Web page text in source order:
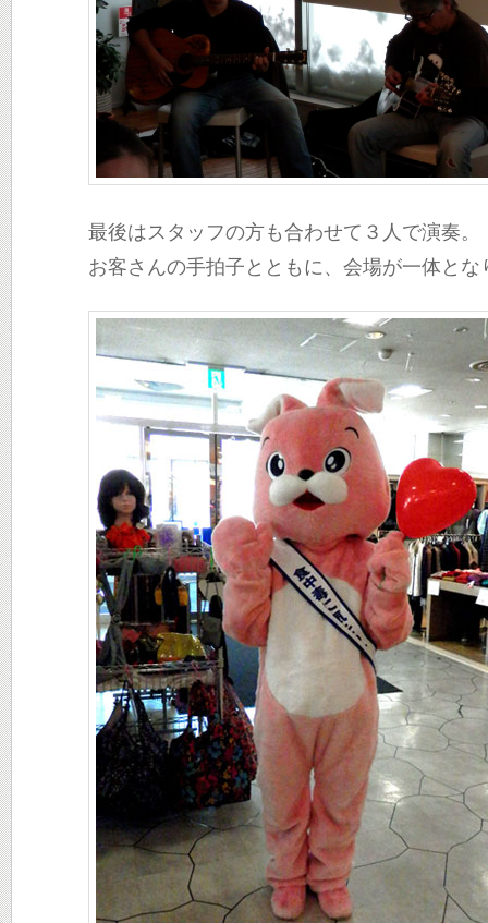
最後はスタッフの方も合わせて３人で演奏。
お客さんの手拍子とともに、会場が一体とな